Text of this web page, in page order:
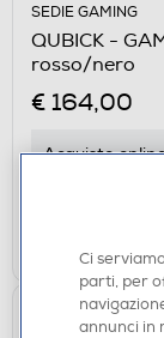
SEDIE GAMING
QUBICK -
rosso/nero
€ 164,00
Acquisto
Ritiro in
Ci
parti, per
annunci in